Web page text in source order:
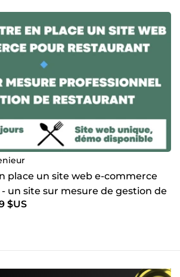
Satisfaction du client, Apprentissage
je peux contribuer au succès de
remercie 🙏.
place un site web e-commerce
un site sur mesure de gestion de
$US